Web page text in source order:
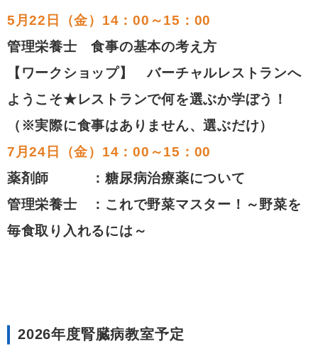
5月22日（金）14：00～15：00
管理栄養士 食事の基本の考え方
【ワークショップ】
バーチャルレストランへ
ようこそ★レストランで何を選ぶか学ぼう！
（※実際に食事はありません、選ぶだけ）
7月24日（金）14：00～15：00
薬剤師 ：糖尿病治療薬について
管理栄養士 ：これで野菜マスター！～野菜を
毎食取り入れるには～
2026年度腎臓病教室予定